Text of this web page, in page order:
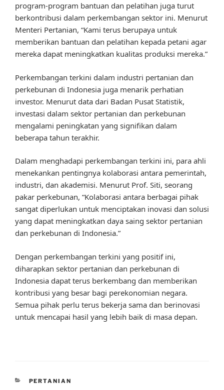
program-program bantuan dan pelatihan juga turut
berkontribusi dalam perkembangan sektor ini. Menurut
Menteri Pertanian, “Kami terus berupaya untuk
memberikan bantuan dan pelatihan kepada petani agar
mereka dapat meningkatkan kualitas produksi mereka.”
Perkembangan terkini dalam industri pertanian dan
perkebunan di Indonesia juga menarik perhatian
investor. Menurut data dari Badan Pusat Statistik,
investasi dalam sektor pertanian dan perkebunan
mengalami peningkatan yang signifikan dalam
beberapa tahun terakhir.
Dalam menghadapi perkembangan terkini ini, para ahli
menekankan pentingnya kolaborasi antara pemerintah,
industri, dan akademisi. Menurut Prof. Siti, seorang
pakar perkebunan, “Kolaborasi antara berbagai pihak
sangat diperlukan untuk menciptakan inovasi dan solusi
yang dapat meningkatkan daya saing sektor pertanian
dan perkebunan di Indonesia.”
Dengan perkembangan terkini yang positif ini,
diharapkan sektor pertanian dan perkebunan di
Indonesia dapat terus berkembang dan memberikan
kontribusi yang besar bagi perekonomian negara.
Semua pihak perlu terus bekerja sama dan berinovasi
untuk mencapai hasil yang lebih baik di masa depan.
CATEGORIES
PERTANIAN